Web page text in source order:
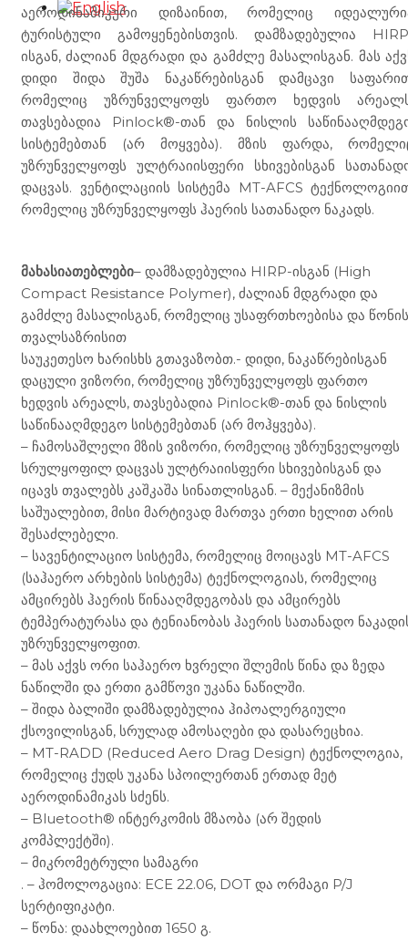
აეროდინამიკური დიზაინით, რომელიც
ტურისტული გამოყენებისთვის. დამზადებულია
ისგან, ძალიან მდგრადი და გამძლე მასალისგან. მას
დიდი შიდა შუშა ნაკაწრებისგან დამცავი
რომელიც უზრუნველყოფს ფართო ხედვის
თავსებადია Pinlock®-თან და ნისლის
სისტემებთან (არ მოყვება). მზის ფარდა,
უზრუნველყოფს ულტრაიისფერი სხივებისგან
დაცვას. ვენტილაციის სისტემა MT-AFCS
რომელიც უზრუნველყოფს ჰაერის სათანადო ნაკადს.
მახასიათებლები– დამზადებულია HIRP-ისგან (High
Compact Resistance Polymer), ძალიან მდგრადი და
გამძლე მასალისგან, რომელიც უსაფრთხოებისა და წონის
თვალსაზრისით
საუკეთესო ხარისხს გთავაზობთ.- დიდი, ნაკაწრებისგან
დაცული ვიზორი, რომელიც უზრუნველყოფს ფართო
ხედვის არეალს, თავსებადია Pinlock®-თან და ნისლის
საწინააღმდეგო სისტემებთან (არ მოჰყვება).
– ჩამოსაშლელი მზის ვიზორი, რომელიც უზრუნველყოფს
სრულყოფილ დაცვას ულტრაიისფერი სხივებისგან და
იცავს თვალებს კაშკაშა სინათლისგან. – მექანიზმის
საშუალებით, მისი მარტივად მართვა ერთი ხელით არის
შესაძლებელი.
– სავენტილაციო სისტემა, რომელიც მოიცავს MT-AFCS
(საჰაერო არხების სისტემა) ტექნოლოგიას, რომელიც
ამცირებს ჰაერის წინააღმდეგობას და ამცირებს
ტემპერატურასა და ტენიანობას ჰაერის სათანადო
უზრუნველყოფით.
– მას აქვს ორი საჰაერო ხვრელი შლემის წინა და ზედა
ნაწილში და ერთი გამწოვი უკანა ნაწილში.
– შიდა ბალიში დამზადებულია ჰიპოალერგიული
ქსოვილისგან, სრულად ამოსაღები და დასარეცხია.
– MT-RADD (Reduced Aero Drag Design) ტექნოლოგია,
რომელიც ქუდს უკანა სპოილერთან ერთად მეტ
აეროდინამიკას სძენს.
– Bluetooth® ინტერკომის მზაობა (არ შედის
კომპლექტში).
– მიკრომეტრული სამაგრი
. – ჰომოლოგაცია: ECE 22.06, DOT და ორმაგი P/J
სერტიფიკატი.
– წონა: დაახლოებით 1650 გ.